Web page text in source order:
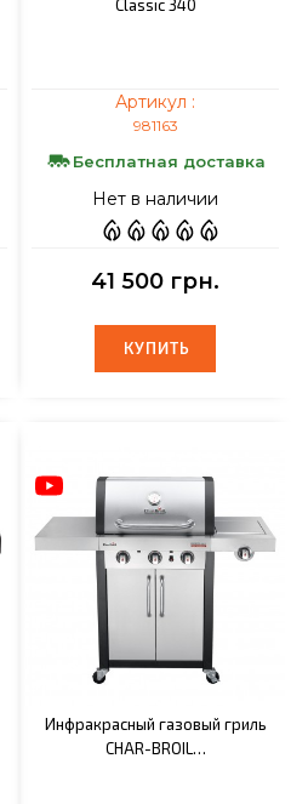
Classic 340
Артикул :
981163
Бесплатная доставка
Нет в наличии
41 500 грн.
КУПИТЬ
КУПИТЬ
Инфракрасный газовый гриль
CHAR-BROIL…